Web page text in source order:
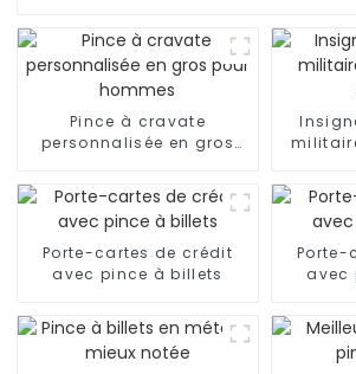
Pince à cravate
personnalisée en gros
Porte-cartes de crédit
avec pince à billets
Porte-
avec